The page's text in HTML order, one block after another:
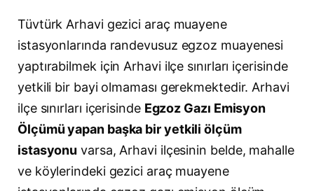
Tüvtürk Arhavi gezici araç muayene
istasyonlarında randevusuz egzoz muayenesi
yaptırabilmek için Arhavi ilçe sınırları içerisinde
yetkili bir bayi olmaması gerekmektedir. Arhavi
ilçe sınırları içerisinde Egzoz Gazı Emisyon
Ölçümü yapan başka bir yetkili ölçüm
istasyonu varsa, Arhavi ilçesinin belde, mahalle
ve köylerindeki gezici araç muayene